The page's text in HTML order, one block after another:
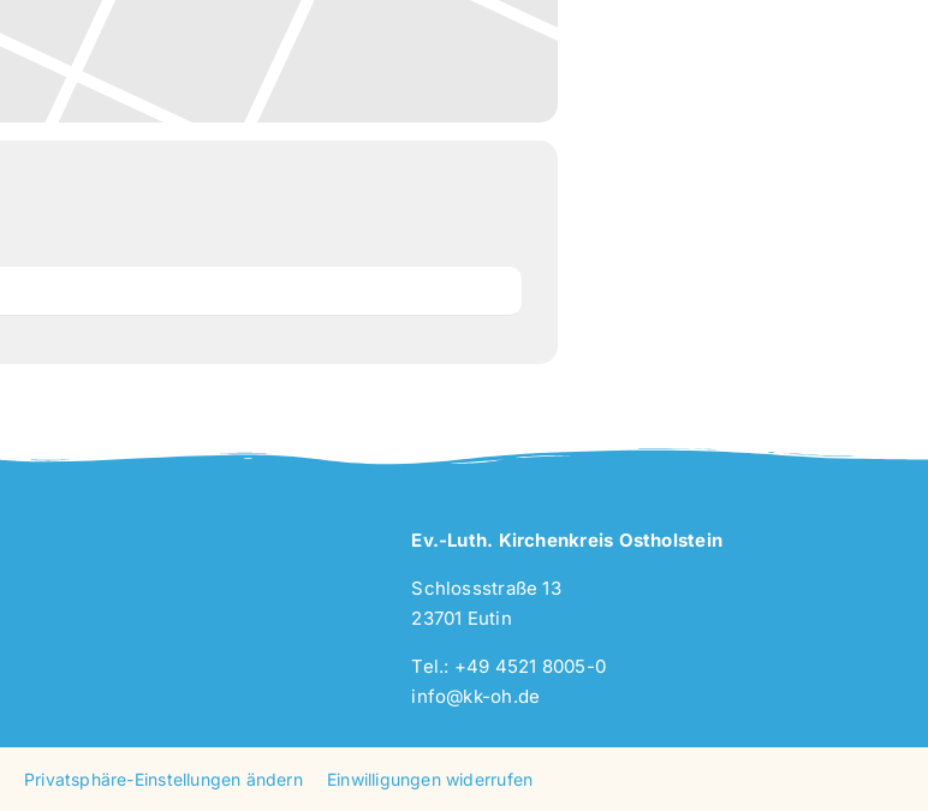
Ev.-Luth. Kirchenkreis Ostholstein
Schlossstraße 13
23701 Eutin
Tel.: +49 4521 8005-0
info@kk-oh.de
Privatsphäre-Einstellungen ändern Einwilligungen widerrufen